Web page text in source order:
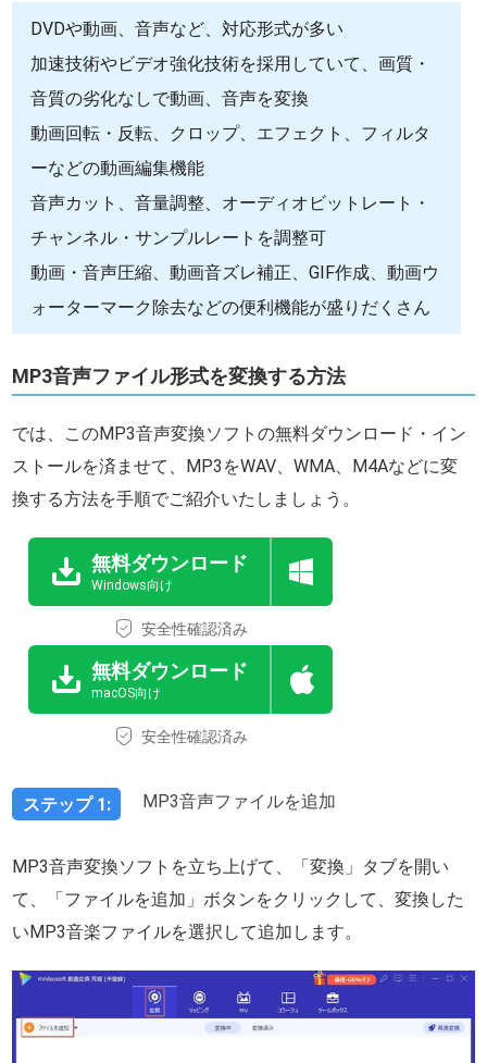
DVDや動画、音声など、対応形式が多い
加速技術やビデオ強化技術を採用していて、画質・
音質の劣化なしで動画、音声を変換
動画回転・反転、クロップ、エフェクト、フィルタ
ーなどの動画編集機能
音声カット、音量調整、オーディオビットレート・
チャンネル・サンプルレートを調整可
動画・音声圧縮、動画音ズレ補正、GIF作成、動画ウ
ォーターマーク除去などの便利機能が盛りだくさん
MP3音声ファイル形式を変換する方法
では、このMP3音声変換ソフトの無料ダウンロード・イン
ストールを済ませて、MP3をWAV、WMA、M4Aなどに変
換する方法を手順でご紹介いたしましょう。
無料ダウンロード
Windows向け
安全性確認済み
無料ダウンロード
macOS向け
安全性確認済み
ステップ 1: MP3音声ファイルを追加
MP3音声変換ソフトを立ち上げて、「変換」タブを開い
て、「ファイルを追加」ボタンをクリックして、変換した
いMP3音楽ファイルを選択して追加します。